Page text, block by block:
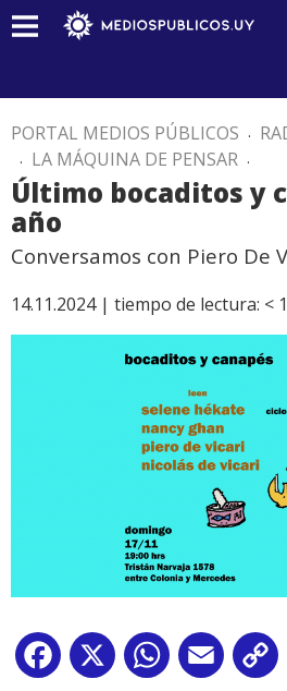
PORTAL MEDIOS PÚBLICOS .
. LA MÁQUINA DE PENSAR .
Último bocaditos y
año
Conversamos con Piero De
14.11.2024 | tiempo de lectura: < 1
Facebook
X WhatsApp
Email